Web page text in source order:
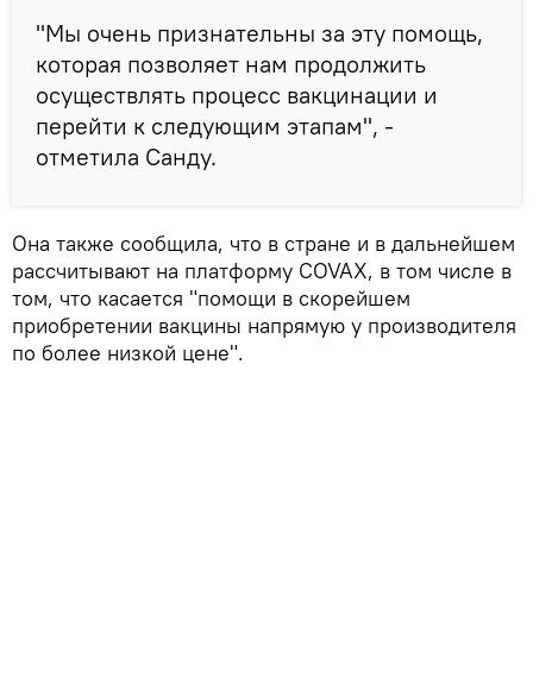
"Мы очень признательны за эту помощь,
которая позволяет нам продолжить
осуществлять процесс вакцинации и
перейти к следующим этапам", -
отметила Санду.
Она также сообщила, что в стране и в дальнейшем
рассчитывают на платформу COVAX, в том числе в
том, что касается "помощи в скорейшем
приобретении вакцины напрямую у производителя
по более низкой цене".